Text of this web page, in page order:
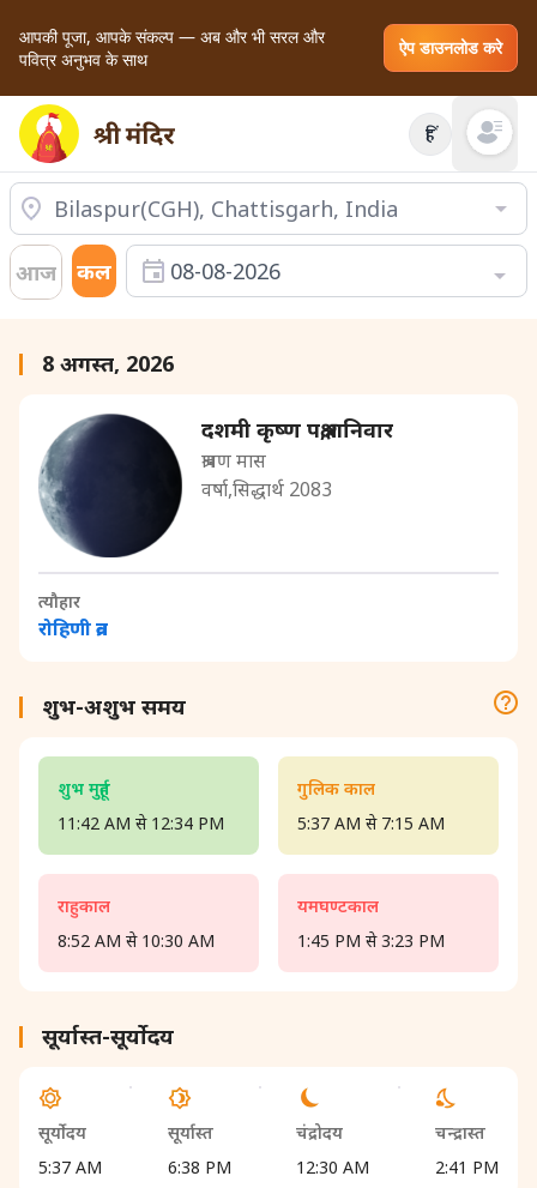
आपकी पूजा, आपके संकल्प — अब और भी सरल और
पवित्र अनुभव के साथ
ऐप डाउनलोड करे
हिं Open
आज कल 08-08-2026
8 अगस्त, 2026
दशमी कृष्ण पक्ष,शनिवार
श्रावण मास
वर्षा,सिद्धार्थ 2083
त्यौहार
रोहिणी व्रत
शुभ-अशुभ समय
शुभ मुहूर्त
11:42 AM से 12:34 PM
राहुकाल
8:52 AM से 10:30 AM
गुलिक काल
5:37 AM से 7:15 AM
यमघण्टकाल
1:45 PM से 3:23 PM
सूर्यास्त-सूर्योदय
सूर्योदय
5:37 AM
सूर्यास्त
6:38 PM
चंद्रोदय
12:30 AM
चन्द्रास्त
2:41 PM